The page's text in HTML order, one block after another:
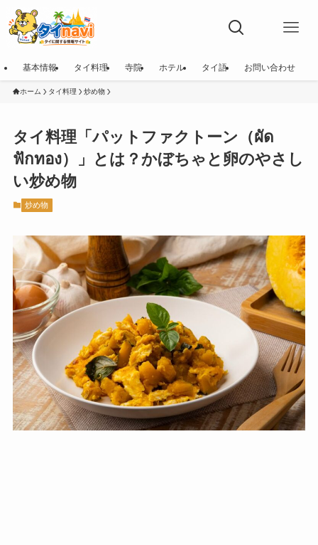
基本情報 タイ料理 寺院 ホテル タイ語 お問い合わせ
ホーム タイ料理 炒め物
タイ料理「パットファクトーン（ผัด
ฟักทอง）」とは？かぼちゃと卵のやさし
い炒め物
炒め物